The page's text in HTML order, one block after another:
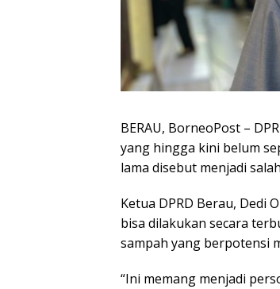
BERAU, BorneoPost –
yang hingga kini belum
lama disebut menjadi
Ketua DPRD Berau, Dedi
bisa dilakukan secara
sampah yang berpotensi
“Ini memang menjadi